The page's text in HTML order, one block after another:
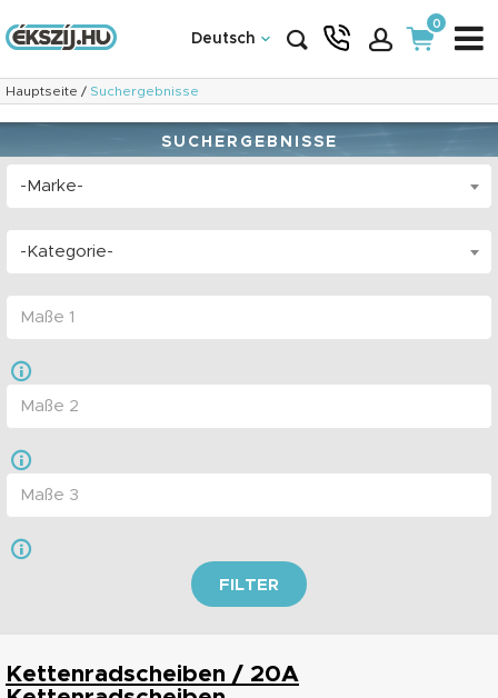
Deutsch
0
Hauptseite / Suchergebnisse
SUCHERGEBNISSE
-Marke-
-Kategorie-
FILTER
Kettenradscheiben / 20A